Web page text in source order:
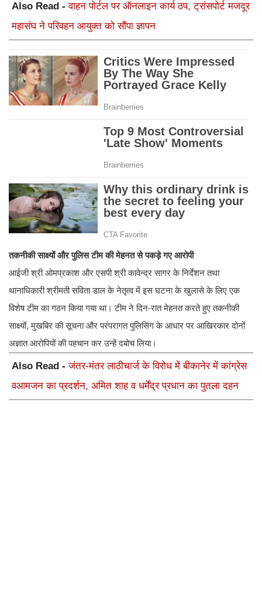
Also Read -वाहन पोर्टल पर ऑनलाइन कार्य ठप, ट्रांसपोर्ट मजदूर
महासंघ ने परिवहन आयुक्त को सौंपा ज्ञापन
तकनीकी साक्ष्यों और पुलिस टीम की मेहनत से पकड़े गए आरोपी
आईजी श्री ओमप्रकाश और एसपी श्री कावेन्द्र सागर के निर्देशन तथा
थानाधिकारी श्रीमती सविता डाल के नेतृत्व में इस घटना के खुलासे के लिए एक
विशेष टीम का गठन किया गया था। टीम ने दिन-रात मेहनत करते हुए तकनीकी
साक्ष्यों, मुखबिर की सूचना और परंपरागत पुलिसिंग के आधार पर आखिरकार दोनों
अज्ञात आरोपियों की पहचान कर उन्हें दबोच लिया।
Also Read -जंतर-मंतर लाठीचार्ज के विरोध में बीकानेर में कांग्रेस
वआमजन का प्रदर्शन, अमित शाह व धर्मेंद्र प्रधान का पुतला दहन